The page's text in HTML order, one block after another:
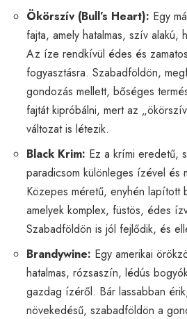
Ökörszív (Bull’s Heart): Egy
fajta, amely hatalmas, szív alakú,
Az íze rendkívül édes és
fogyasztásra. Szabadföldön,
gondozás mellett, bőséges
fajtát kipróbálni, mert az
változat is létezik.
Black Krim: Ez a krími eredetű,
paradicsom különleges ízével és
Közepes méretű, enyhén lapított
amelyek komplex, füstös, édes
Szabadföldön is jól fejlődik, és
Brandywine: Egy amerikai
hatalmas, rózsaszín, lédús
gazdag ízéről. Bár lassabban
növekedésű, szabadföldön a